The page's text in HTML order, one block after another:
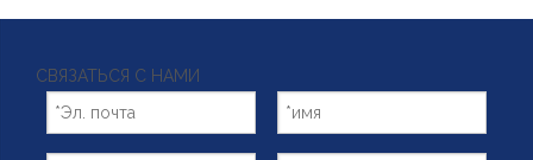
СВЯЗАТЬСЯ С НАМИ